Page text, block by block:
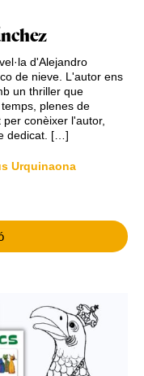
d'Alejandro
de nieve. L'autor ens
un thriller que
plenes de
conèixer l'autor,
dedicat. […]
Urquinaona